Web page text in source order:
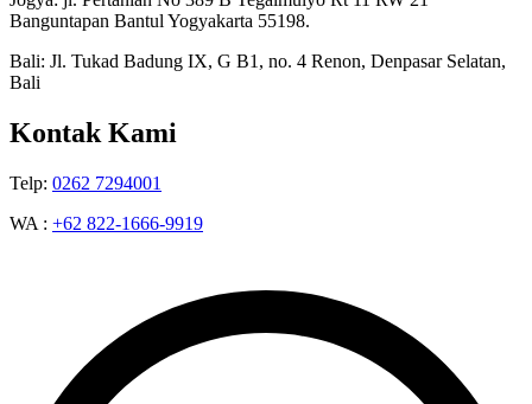
Banguntapan Bantul Yogyakarta 55198.
Bali: Jl. Tukad Badung IX, G B1, no. 4 Renon, Denpasar Selatan,
Bali
Kontak Kami
Telp: 0262 7294001
WA : +62 822-1666-9919